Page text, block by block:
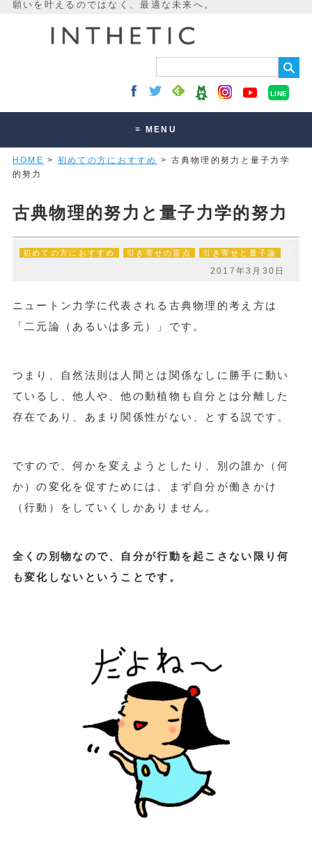
LINE
≡ MENU
未来最適化とは
お客様の声
HOME > 初めての方におすすめ
> 古典物理的努力と量子力学
的努力
古典物理的努力と量子力学的努力
初めての方におすすめ 引き寄せの盲点 引き寄せと量子論
2017年3月30日
ニュートン力学に代表される古典物理的考え方は
「二元論（あるいは多元）」です。
つまり、自然法則は人間とは関係なしに勝手に動い
ているし、他人や、他の動植物も自分とは分離した
存在であり、あまり関係性がない、とする説です。
ですので、何かを変えようとしたり、別の誰か（何
か）の変化を促すためには、まず自分が働きかけ
（行動）をしていくしかありません。
全くの別物なので、自分が行動を起こさない限り何
も変化しないということです。